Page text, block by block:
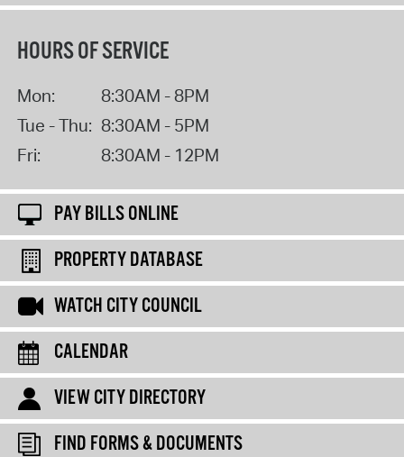
HOURS OF SERVICE
Mon:
8:30AM - 8PM
Tue - Thu: 8:30AM - 5PM
Fri:
8:30AM - 12PM
PAY BILLS ONLINE
PROPERTY DATABASE
WATCH CITY COUNCIL
CALENDAR
VIEW CITY DIRECTORY
FIND FORMS & DOCUMENTS